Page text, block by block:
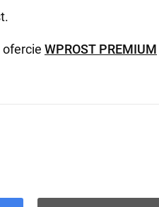
.
WPROST PREMIUM